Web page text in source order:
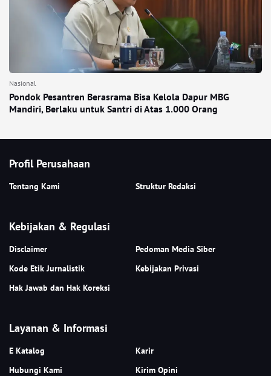
Nasional
Pondok Pesantren Berasrama Bisa Kelola Dapur MBG
Mandiri, Berlaku untuk Santri di Atas 1.000 Orang
Profil Perusahaan
Tentang Kami Struktur Redaksi
Kebijakan & Regulasi
Disclaimer
Pedoman Media Siber
Kode Etik Jurnalistik
Kebijakan Privasi
Hak Jawab dan Hak Koreksi
Layanan & Informasi
E Katalog
Karir
Hubungi Kami
Kirim Opini